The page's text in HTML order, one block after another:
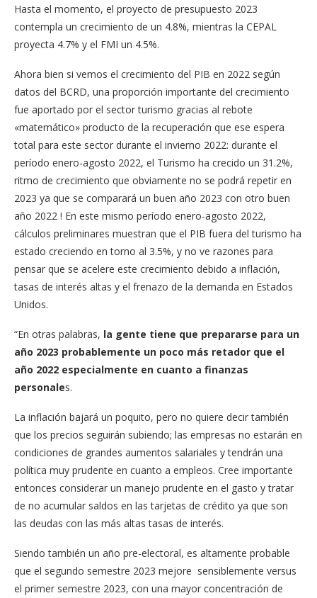
Hasta el momento, el proyecto de presupuesto 2023
contempla un crecimiento de un 4.8%, mientras la CEPAL
proyecta 4.7% y el FMI un 4.5%.
Ahora bien si vemos el crecimiento del PIB en 2022 según
datos del BCRD, una proporción importante del crecimiento
fue aportado por el sector turismo gracias al rebote
«matemático» producto de la recuperación que ese espera
total para este sector durante el invierno 2022: durante el
período enero-agosto 2022, el Turismo ha crecido un 31.2%,
ritmo de crecimiento que obviamente no se podrá repetir en
2023 ya que se comparará un buen año 2023 con otro buen
año 2022 ! En este mismo período enero-agosto 2022,
cálculos preliminares muestran que el PIB fuera del turismo ha
estado creciendo en torno al 3.5%, y no ve razones para
pensar que se acelere este crecimiento debido a inflación,
tasas de interés altas y el frenazo de la demanda en Estados
Unidos.
“En otras palabras, la gente tiene que prepararse para un
año 2023 probablemente un poco más retador que el
año 2022 especialmente en cuanto a finanzas
personales.
La inflación bajará un poquito, pero no quiere decir también
que los precios seguirán subiendo; las empresas no estarán en
condiciones de grandes aumentos salariales y tendrán una
política muy prudente en cuanto a empleos. Cree importante
entonces considerar un manejo prudente en el gasto y tratar
de no acumular saldos en las tarjetas de crédito ya que son
las deudas con las más altas tasas de interés.
Siendo también un año pre-electoral, es altamente probable
que el segundo semestre 2023 mejore sensiblemente versus
el primer semestre 2023, con una mayor concentración de